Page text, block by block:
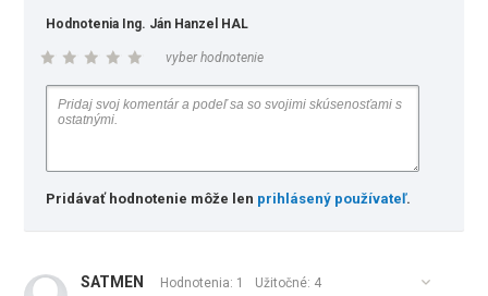
Hodnotenia Ing. Ján Hanzel HAL
vyber hodnotenie
Pridávať hodnotenie môže len prihlásený používateľ.
SATMEN Hodnotenia: 1 Užitočné: 4